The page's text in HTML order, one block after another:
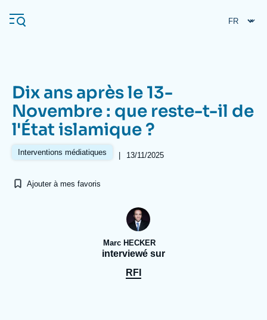
au
contenu
Navigation
principale
L'Ifri
Se connecter
À propos de l'Ifri
Proche-Orient
Dix ans après le 13-
Novembre : que reste-t-il de
l'État islamique ?
Interventions médiatiques | 13/11/2025
Ajouter à mes favoris
Marc HECKER
interviewé sur
RFI